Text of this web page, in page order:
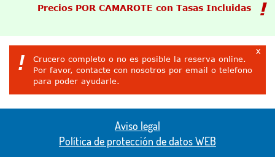
Precios POR CAMAROTE con Tasas Incluidas
x
!
Crucero completo o no es posible la reserva online.
Por favor, contacte con nosotros por email o telefono
para poder ayudarle.
Aviso legal
Política de protección de datos WEB